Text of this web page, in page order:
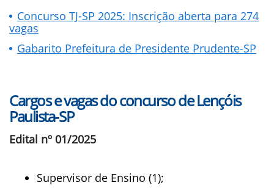
Concurso TJ-SP 2025: Inscrição aberta para 274
vagas
Gabarito Prefeitura de Presidente Prudente-SP
Cargos e vagas do concurso de Lençóis
Paulista-SP
Edital nº 01/2025
Supervisor de Ensino (1);